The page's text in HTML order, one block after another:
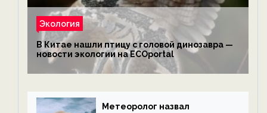
Экология
В Китае нашли птицу с головой динозавра —
новости экологии на ECOportal
Метеоролог назвал